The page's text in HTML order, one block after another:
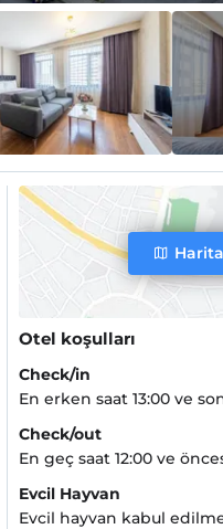
Otel koşulları
Check/in
En erken saat 13:00 ve
Check/out
En geç saat 12:00 ve
Evcil Hayvan
Evcil hayvan kabul